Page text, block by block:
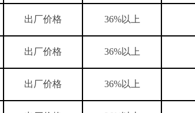
出厂价格 36%以上
出厂价格 36%以上
出厂价格 36%以上